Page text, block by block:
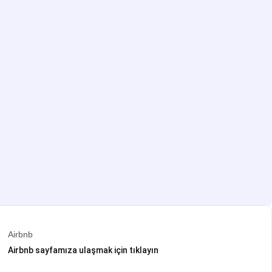
Airbnb
Airbnb sayfamıza ulaşmak için tıklayın